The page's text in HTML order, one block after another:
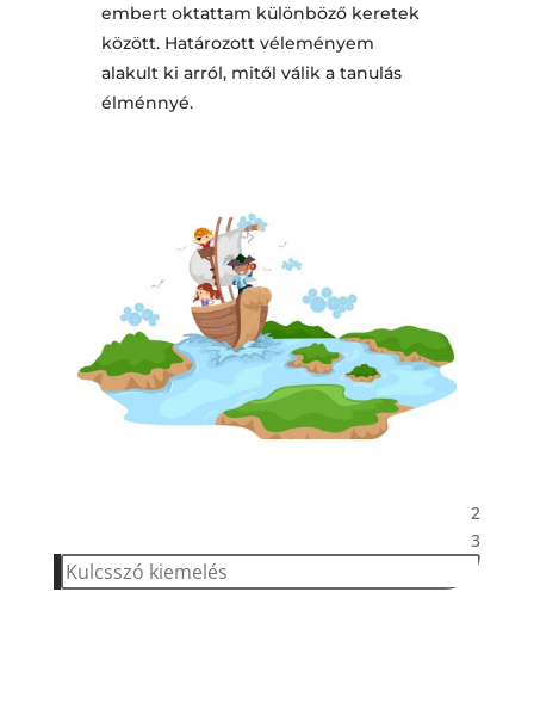
embert oktattam különböző keretek
között. Határozott véleményem
alakult ki arról, mitől válik a tanulás
élménnyé.
2
3